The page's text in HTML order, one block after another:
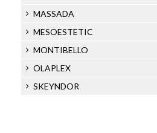
MASSADA
MESOESTETIC
MONTIBELLO
OLAPLEX
SKEYNDOR